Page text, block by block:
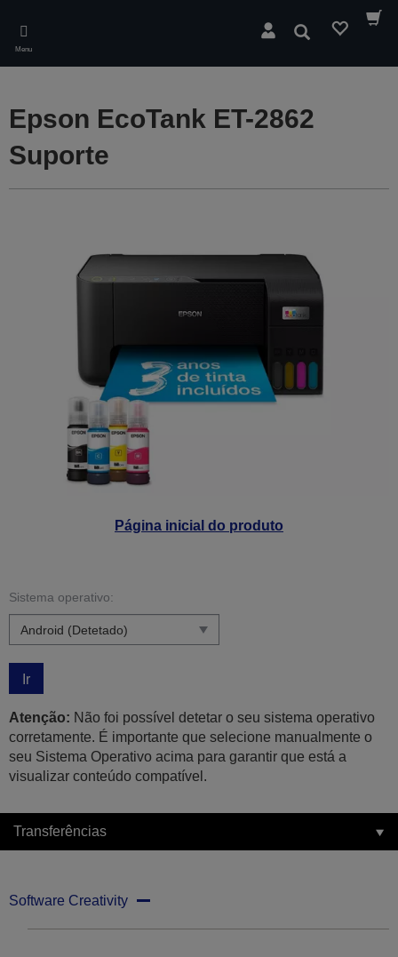
main
content
Menu
Pesquisar
Página inicial do produto
Epson EcoTank ET-2862
Suporte
Sistema operativo:
Ir
Atenção: Não foi possível detetar o seu sistema operativo
corretamente. É importante que selecione manualmente o
seu Sistema Operativo acima para garantir que está a
visualizar conteúdo compatível.
Transferências
Software Creativity